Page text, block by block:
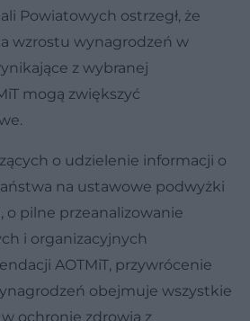
Powiatowych ostrzegł, że
wzrostu wynagrodzeń w
z wybranej
mogą zwiększyć
o udzielenie informacji o
na ustawowe podwyżki
o pilne przeanalizowanie
i organizacyjnych
AOTMiT, przywrócenie
obejmuje wszystkie
ochronie zdrowia z